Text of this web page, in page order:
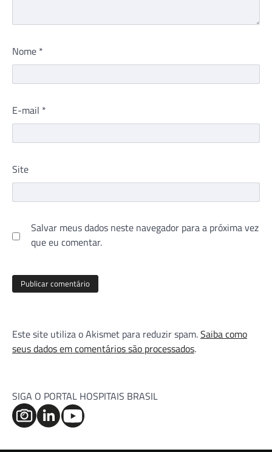
Nome *
E-mail *
Site
Salvar meus dados neste navegador para a próxima vez
que eu comentar.
Este site utiliza o Akismet para reduzir spam.Saiba como
seus dados em comentários são processados.
SIGA O PORTAL HOSPITAIS BRASIL